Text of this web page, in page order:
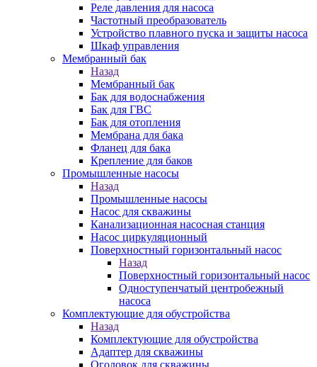
Реле давления для насоса
Частотный преобразователь
Устройство плавного пуска и защиты насоса
Шкаф управления
Мембранный бак
Назад
Мембранный бак
Бак для водоснабжения
Бак для ГВС
Бак для отопления
Мембрана для бака
Фланец для бака
Крепление для баков
Промышленные насосы
Назад
Промышленные насосы
Насос для скважины
Канализационная насосная станция
Насос циркуляционный
Поверхностный горизонтальный насос
Назад
Поверхностный горизонтальный насос
Одноступенчатый центробежный
насоса
Комплектующие для обустройства
Назад
Комплектующие для обустройства
Адаптер для скважины
Оголовок для скважины